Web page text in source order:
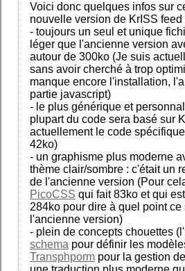
Voici donc quelques infos sur
nouvelle version de KrISS feed
- toujours un seul et unique
léger que l'ancienne version
autour de 300ko (Je suis
sans avoir cherché à trop
manque encore l'installation,
partie javascript)
- le plus générique et
plupart du code sera basé sur
actuellement le code
42ko)
- un graphisme plus moderne
thème clair/sombre : c'était un
de l'ancienne version (Pour
PicoCSS qui fait 83ko et qui
284ko pour dire à quel point
l'ancienne version)
- plein de concepts chouettes
schema pour définir les
Transphporm pour la gestion